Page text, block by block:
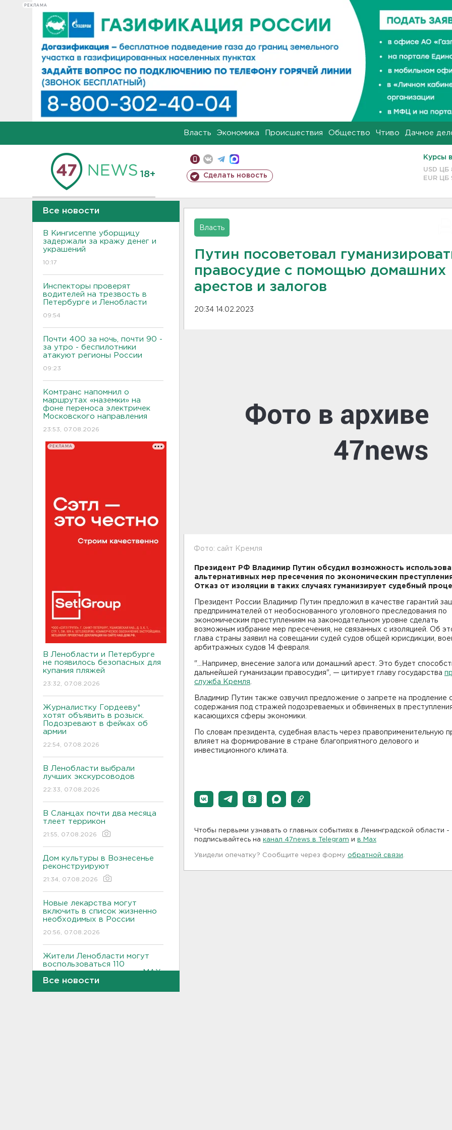
РЕКЛАМА
Власть Экономика Происшествия Общество Чтиво Дачное
18+ Сделать новость
Курсы
USD ЦБ
EUR ЦБ
Все новости
В Кингисеппе уборщицу
задержали за кражу денег и
украшений
10:17
Инспекторы проверят
водителей на трезвость в
Петербурге и Ленобласти
09:54
Почти 400 за ночь, почти 90 -
за утро - беспилотники
атакуют регионы России
09:23
Комтранс напомнил о
маршрутах «наземки» на
фоне переноса электричек
Московского направления
23:53, 07.08.2026
РЕКЛАМА
В Ленобласти и Петербурге
не появилось безопасных для
купания пляжей
23:32, 07.08.2026
Журналистку Гордееву*
хотят объявить в розыск.
Подозревают в фейках об
армии
22:54, 07.08.2026
В Ленобласти выбрали
лучших экскурсоводов
22:33, 07.08.2026
В Сланцах почти два месяца
тлеет террикон
21:55, 07.08.2026
Дом культуры в Вознесенье
реконструируют
21:34, 07.08.2026
Новые лекарства могут
включить в список жизненно
необходимых в России
20:56, 07.08.2026
Жители Ленобласти могут
воспользоваться 110
цифровыми сервисами в МАХ
Все новости
Власть
Путин посоветовал
правосудие с помощью домашних
арестов и залогов
20:34 14.02.2023
Фото: сайт Кремля
Президент РФ Владимир Путин обсудил возможность
альтернативных мер пресечения по экономическим
Отказ от изоляции в таких случаях гуманизирует судебный
Президент России Владимир Путин предложил в качестве гарантий
предпринимателей от необоснованного уголовного преследования по
экономическим преступлениям на законодательном уровне сделать
возможным избрание мер пресечения, не связанных с изоляцией. Об
глава страны заявил на совещании судей судов общей юрисдикции,
арбитражных судов 14 февраля.
"...Например, внесение залога или домашний арест. Это будет
дальнейшей гуманизации правосудия", — цитирует главу государства
служба Кремля
Владимир Путин также озвучил предложение о запрете на продление
содержания под стражей подозреваемых и обвиняемых в
касающихся сферы экономики.
По словам президента, судебная власть через правоприменительную
влияет на формирование в стране благоприятного делового и
инвестиционного климата.
Чтобы первыми узнавать о главных событиях в Ленинградской области -
подписывайтесь на канал 47news в Telegram и в Maх
Увидели опечатку? Сообщите через форму обратной связи